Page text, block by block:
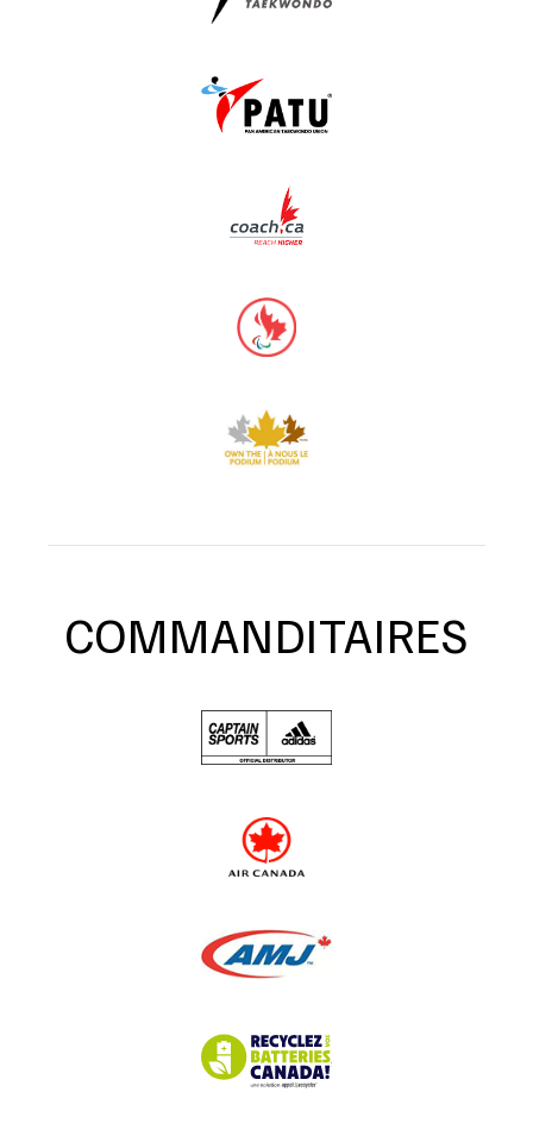
COMMANDITAIRES